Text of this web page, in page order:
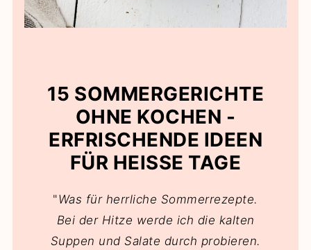
15 SOMMERGERICHTE
OHNE KOCHEN -
ERFRISCHENDE IDEEN
FÜR HEISSE TAGE
"Was für herrliche Sommerrezepte.
Bei der Hitze werde ich die kalten
Suppen und Salate durch probieren.